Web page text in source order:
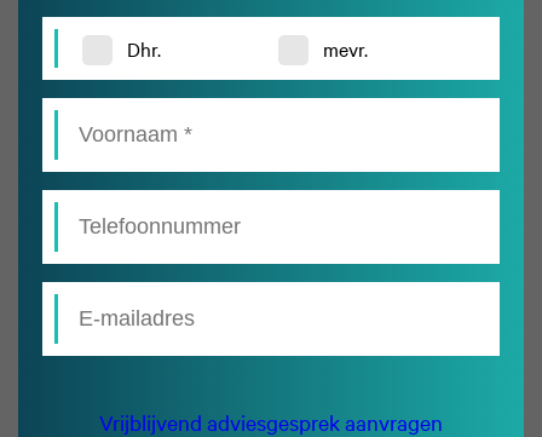
Dhr. mevr.
Vrijblijvend adviesgesprek aanvragen